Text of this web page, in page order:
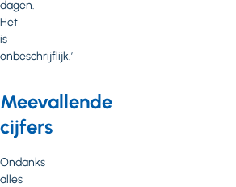
dagen.
Het
is
onbeschrijflijk.’
Meevallende
cijfers
Ondanks
alles